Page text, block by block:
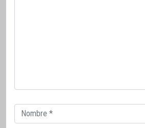
Correo
electrónico